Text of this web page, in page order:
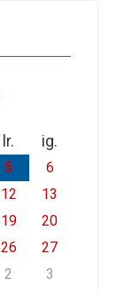
lr. ig.
5
6
12
13
19
20
26
27
2
3